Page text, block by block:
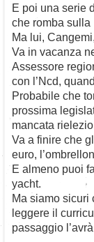
E poi una serie
che romba
Ma lui,
Va in vacanza
Assessore
con l’Ncd,
Probabile che
prossima
mancata
Va a finire che
euro,
E almeno puoi
yacht.
Ma siamo sicuri
leggere il
passaggio